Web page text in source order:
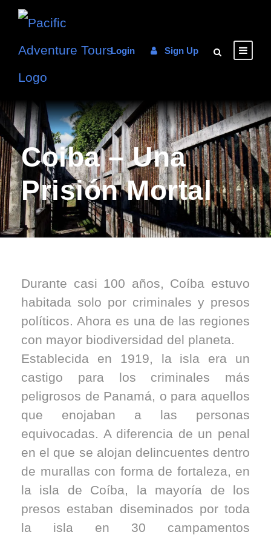
Login Sign Up
Coiba – Una
Prisión Mortal
Durante casi 100 años, Coíba estuvo
habitada solo por criminales y presos
políticos. Ahora es una de las regiones
con mayor biodiversidad del planeta.
Establecida en 1919, la isla era un
castigo para los criminales más
peligrosos de Panamá, o para aquellos
que enojaban a las personas
equivocadas. A diferencia de un penal
en el que se alojan delincuentes dentro
de murallas con forma de fortaleza, en
la isla de Coíba, la mayoría de los
presos estaban diseminados por toda
la isla en 30 campamentos